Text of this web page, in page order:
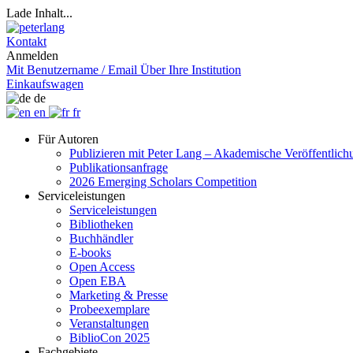
Lade Inhalt...
Kontakt
Anmelden
Mit Benutzername / Email Über Ihre Institution
Einkaufswagen
de
en
fr
Für Autoren
Publizieren mit Peter Lang – Akademische
Publikationsanfrage
2026 Emerging Scholars Competition
Serviceleistungen
Serviceleistungen
Bibliotheken
Buchhändler
E-books
Open Access
Open EBA
Marketing & Presse
Probeexemplare
Veranstaltungen
BiblioCon 2025